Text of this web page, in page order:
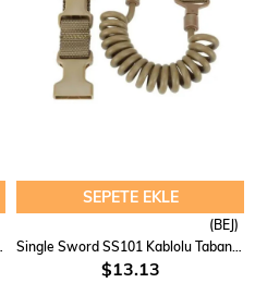
SEPETE EKLE
(BEJ)
$13.13